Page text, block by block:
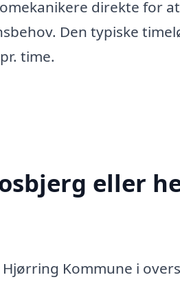
direkte for
Den typiske
time.
eller
Kommune i